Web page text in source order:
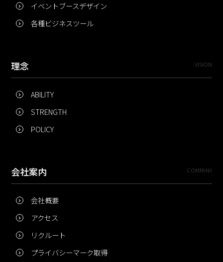
イベントブースデザイン
各種ビジネスツール
理念 VISION
ABILITY
STRENGTH
POLICY
会社案内 COMPANY
会社概要
アクセス
リクルート
プライバシーマーク取得